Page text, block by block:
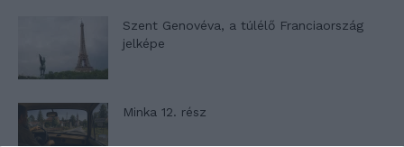
Szent Genovéva, a túlélő Franciaország
jelképe
Minka 12. rész